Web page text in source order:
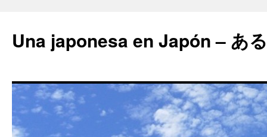
Una japonesa en Japón – あ